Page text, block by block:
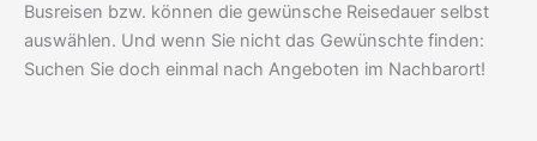
Busreisen bzw. können die gewünsche Reisedauer selbst
auswählen. Und wenn Sie nicht das Gewünschte finden:
Suchen Sie doch einmal nach Angeboten im Nachbarort!